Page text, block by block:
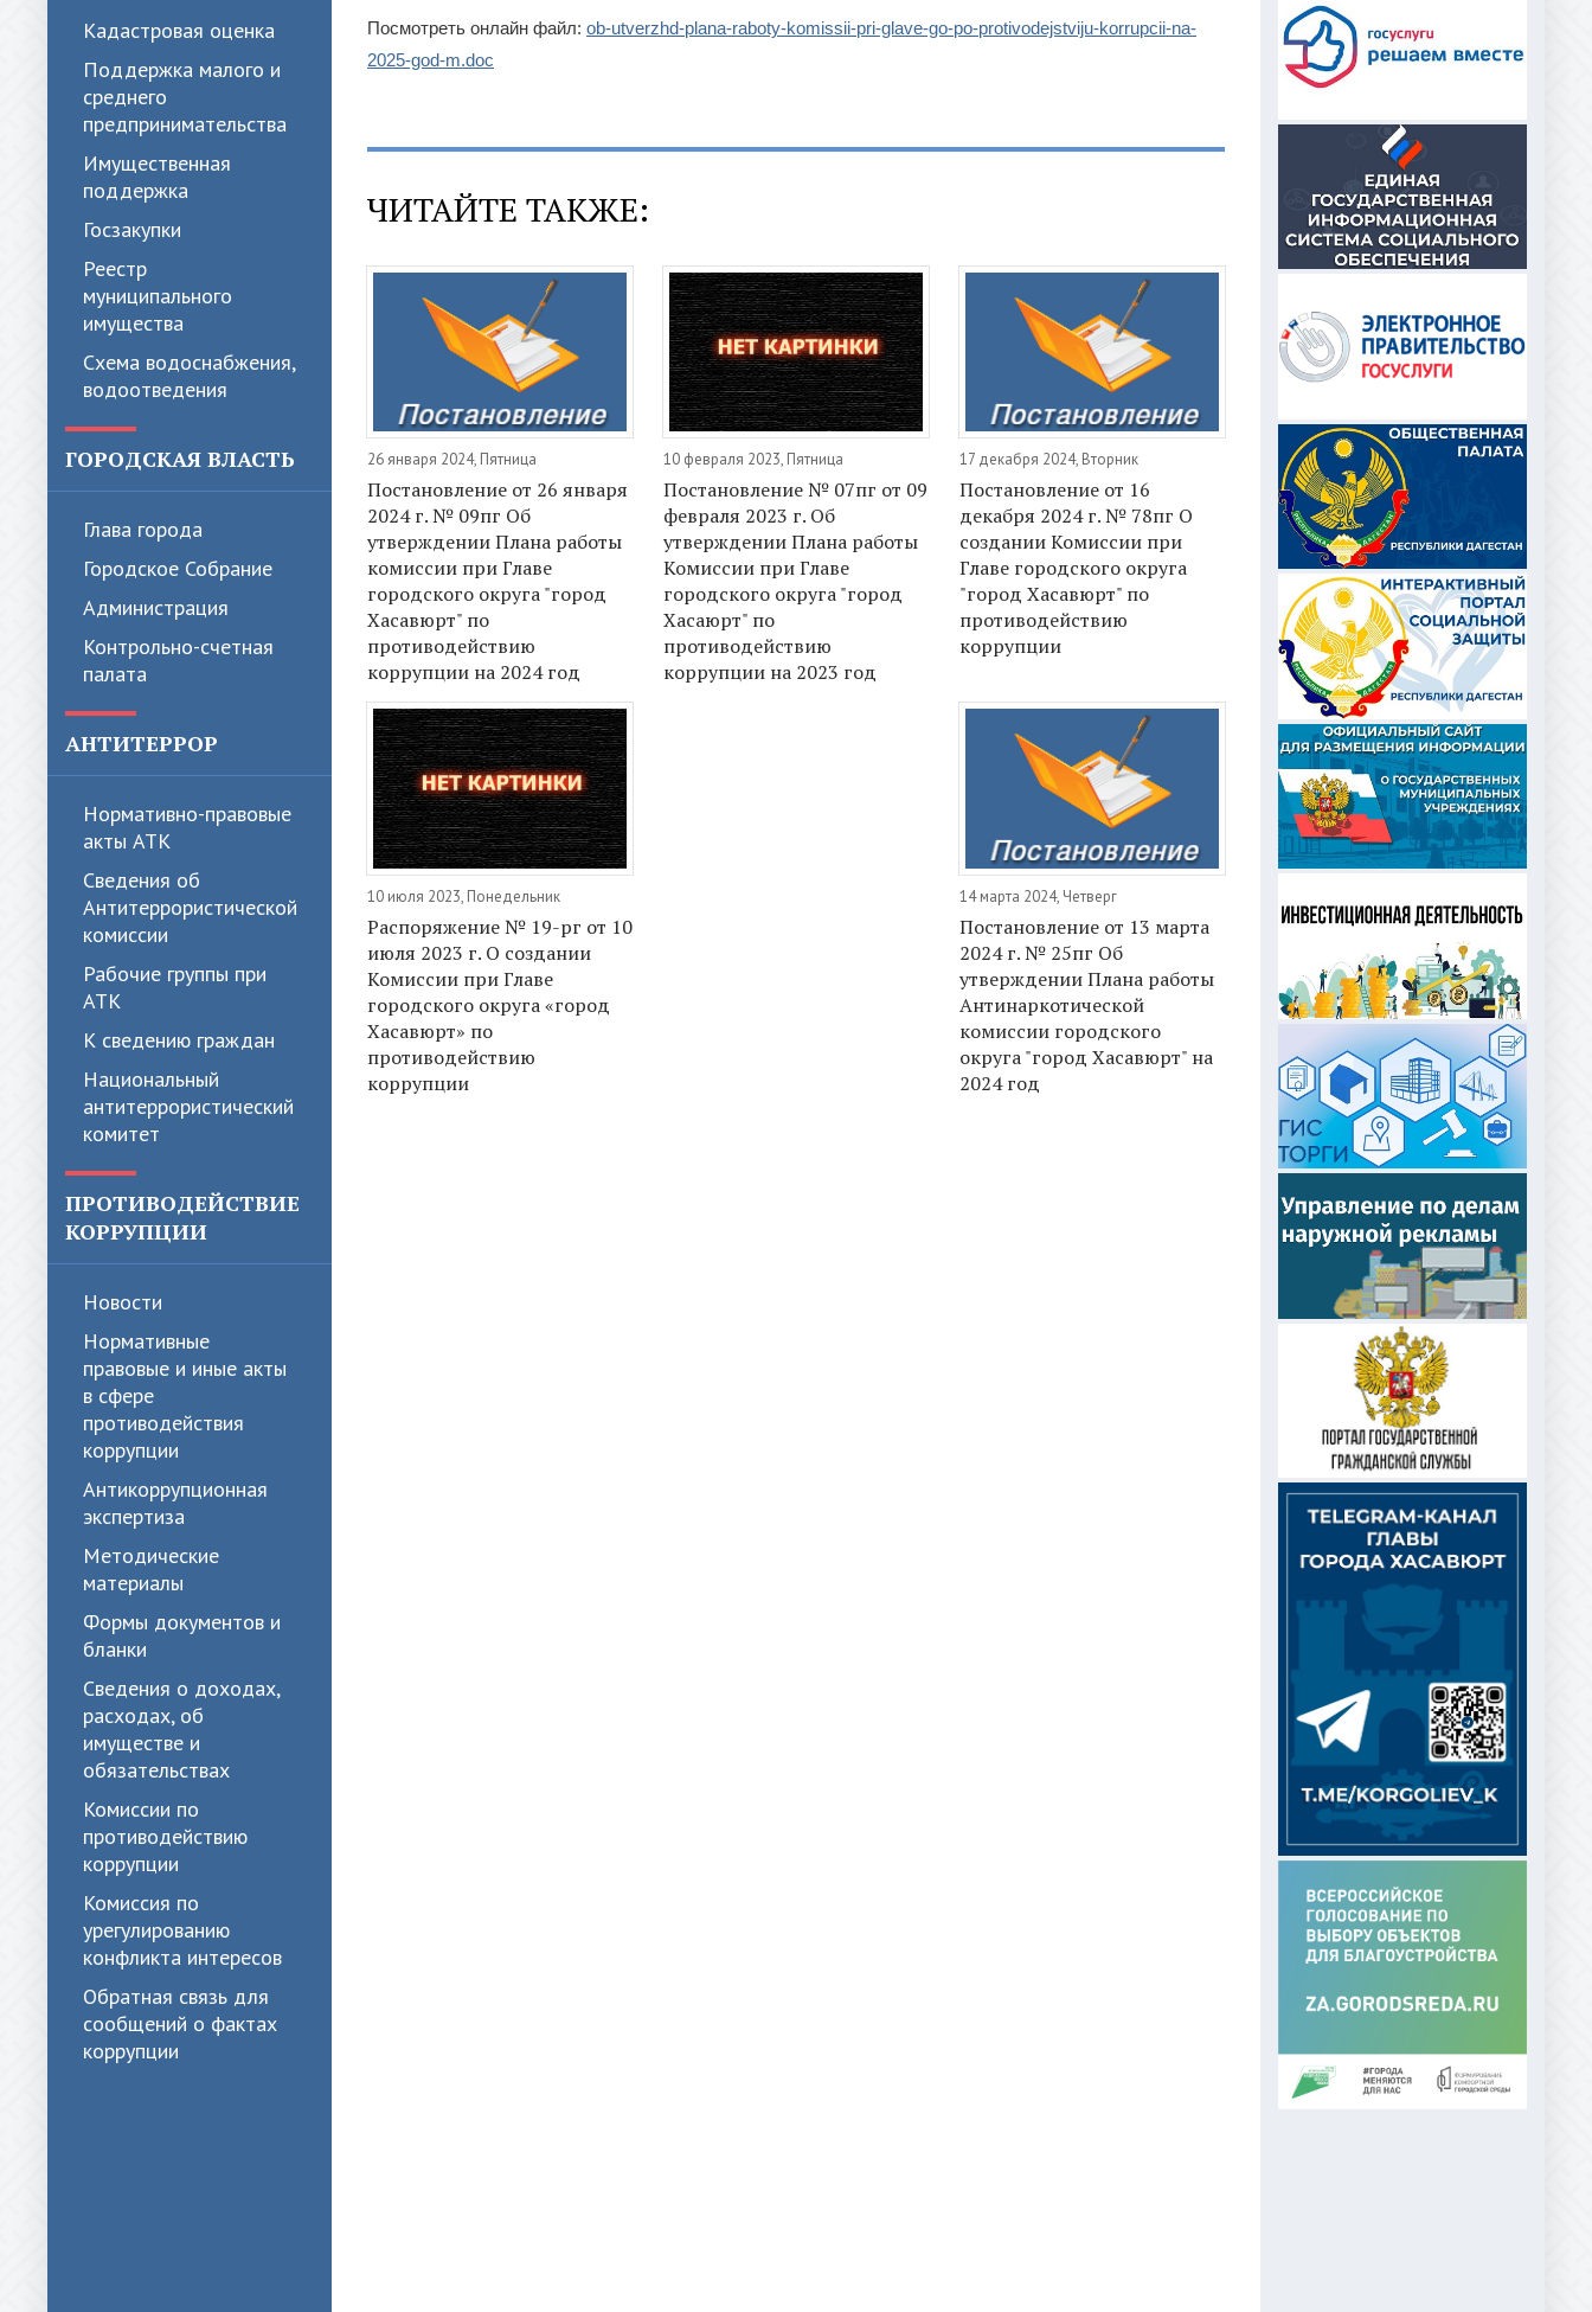
Кадастровая оценка
Поддержка малого и
среднего
предпринимательства
Имущественная
поддержка
Госзакупки
Реестр
муниципального
имущества
Схема водоснабжения,
водоотведения
ГОРОДСКАЯ ВЛАСТЬ
Глава города
Городское Собрание
Администрация
Контрольно-счетная
палата
АНТИТЕРРОР
Нормативно-правовые
акты АТК
Сведения об
Антитеррористической
комиссии
Рабочие группы при
АТК
К сведению граждан
Национальный
антитеррористический
комитет
ПРОТИВОДЕЙСТВИЕ
КОРРУПЦИИ
Новости
Нормативные
правовые и иные акты
в сфере
противодействия
коррупции
Антикоррупционная
экспертиза
Методические
материалы
Формы документов и
бланки
Сведения о доходах,
расходах, об
имуществе и
обязательствах
Комиссии по
противодействию
коррупции
Комиссия по
урегулированию
конфликта интересов
Обратная связь для
сообщений о фактах
коррупции
Посмотреть онлайн файл: ob-utverzhd-plana-raboty-komissii-pri-glave-go-po-protivodejstviju-korrupcii-na-
2025-god-m.doc
ЧИТАЙТЕ ТАКЖЕ:
26 января 2024, Пятница
Постановление от 26 января
2024 г. № 09пг Об
утверждении Плана работы
комиссии при Главе
городского округа "город
Хасавюрт" по
противодействию
коррупции на 2024 год
10 февраля 2023, Пятница
Постановление № 07пг от 09
февраля 2023 г. Об
утверждении Плана работы
Комиссии при Главе
городского округа "город
Хасаюрт" по
противодействию
коррупции на 2023 год
17 декабря 2024, Вторник
Постановление от 16
декабря 2024 г. № 78пг О
создании Комиссии при
Главе городского округа
"город Хасавюрт" по
противодействию
коррупции
10 июля 2023, Понедельник
Распоряжение № 19-рг от 10
июля 2023 г. О создании
Комиссии при Главе
городского округа «город
Хасавюрт» по
противодействию
коррупции
14 марта 2024, Четверг
Постановление от 13 марта
2024 г. № 25пг Об
утверждении Плана работы
Антинаркотической
комиссии городского
округа "город Хасавюрт" на
2024 год